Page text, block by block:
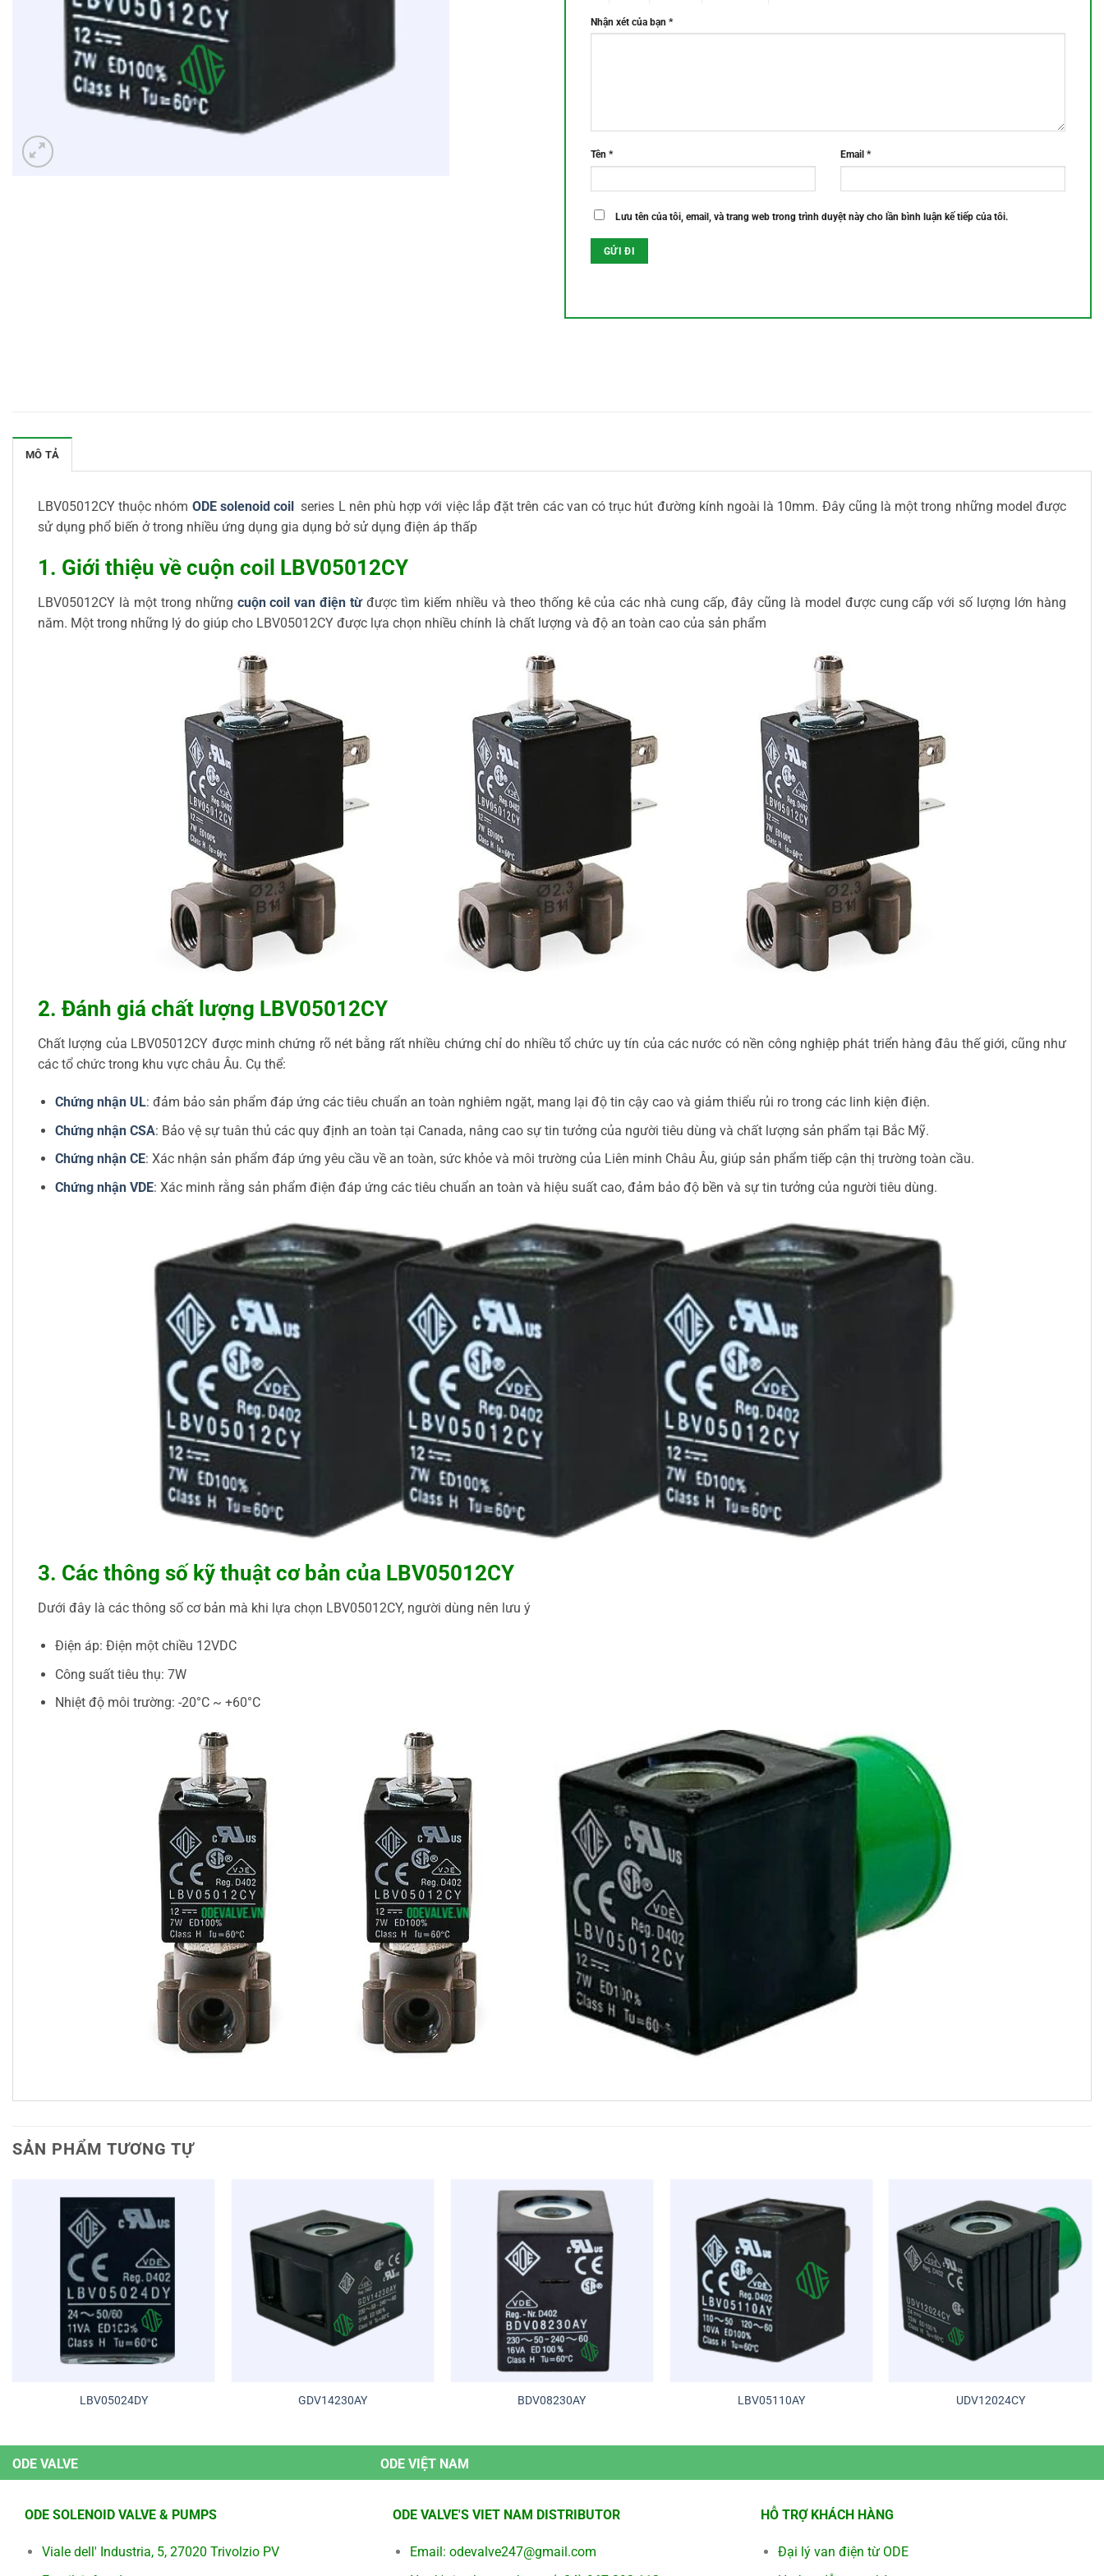
Nhận xét của bạn *
Tên * Email *
Lưu tên của tôi, email, và trang web trong trình duyệt này cho lần bình luận kế tiếp của tôi.
MÔ TẢ
LBV05012CY thuộc nhóm ODE solenoid coil
series L nên phù hợp với việc lắp đặt trên các van có trục hút đường kính ngoài là 10mm. Đây cũng là một trong những model được
sử dụng phổ biến ở trong nhiều ứng dụng gia dụng bở sử dụng điện áp thấp
1. Giới thiệu về cuộn coil LBV05012CY
LBV05012CY là một trong những cuộn coil van điện từđược tìm kiếm nhiều và theo thống kê của các nhà cung cấp, đây cũng là model được cung cấp với số lượng lớn hàng
năm. Một trong những lý do giúp cho LBV05012CY được lựa chọn nhiều chính là chất lượng và độ an toàn cao của sản phẩm
2. Đánh giá chất lượng LBV05012CY
Chất lượng của LBV05012CY được minh chứng rõ nét bằng rất nhiều chứng chỉ do nhiều tổ chức uy tín của các nước có nền công nghiệp phát triển hàng đâu thế giới, cũng như
các tổ chức trong khu vực châu Âu. Cụ thể:
Chứng nhận UL: đảm bảo sản phẩm đáp ứng các tiêu chuẩn an toàn nghiêm ngặt, mang lại độ tin cậy cao và giảm thiểu rủi ro trong các linh kiện điện.
Chứng nhận CSA: Bảo vệ sự tuân thủ các quy định an toàn tại Canada, nâng cao sự tin tưởng của người tiêu dùng và chất lượng sản phẩm tại Bắc Mỹ.
Chứng nhận CE: Xác nhận sản phẩm đáp ứng yêu cầu về an toàn, sức khỏe và môi trường của Liên minh Châu Âu, giúp sản phẩm tiếp cận thị trường toàn cầu.
Chứng nhận VDE: Xác minh rằng sản phẩm điện đáp ứng các tiêu chuẩn an toàn và hiệu suất cao, đảm bảo độ bền và sự tin tưởng của người tiêu dùng.
3. Các thông số kỹ thuật cơ bản của LBV05012CY
Dưới đây là các thông số cơ bản mà khi lựa chọn LBV05012CY, người dùng nên lưu ý
Điện áp: Điện một chiều 12VDC
Công suất tiêu thụ: 7W
Nhiệt độ môi trường: -20°C ~ +60°C
SẢN PHẨM TƯƠNG TỰ
LBV05024DY GDV14230AY BDV08230AY LBV05110AY UDV12024CY
ODE VALVE ODE VIỆT NAM
ODE SOLENOID VALVE & PUMPS
Viale dell' Industria, 5, 27020 Trivolzio PV
ODE VALVE'S VIET NAM DISTRIBUTOR
Email: odevalve247@gmail.com
HỖ TRỢ KHÁCH HÀNG
Đại lý van điện từ ODE